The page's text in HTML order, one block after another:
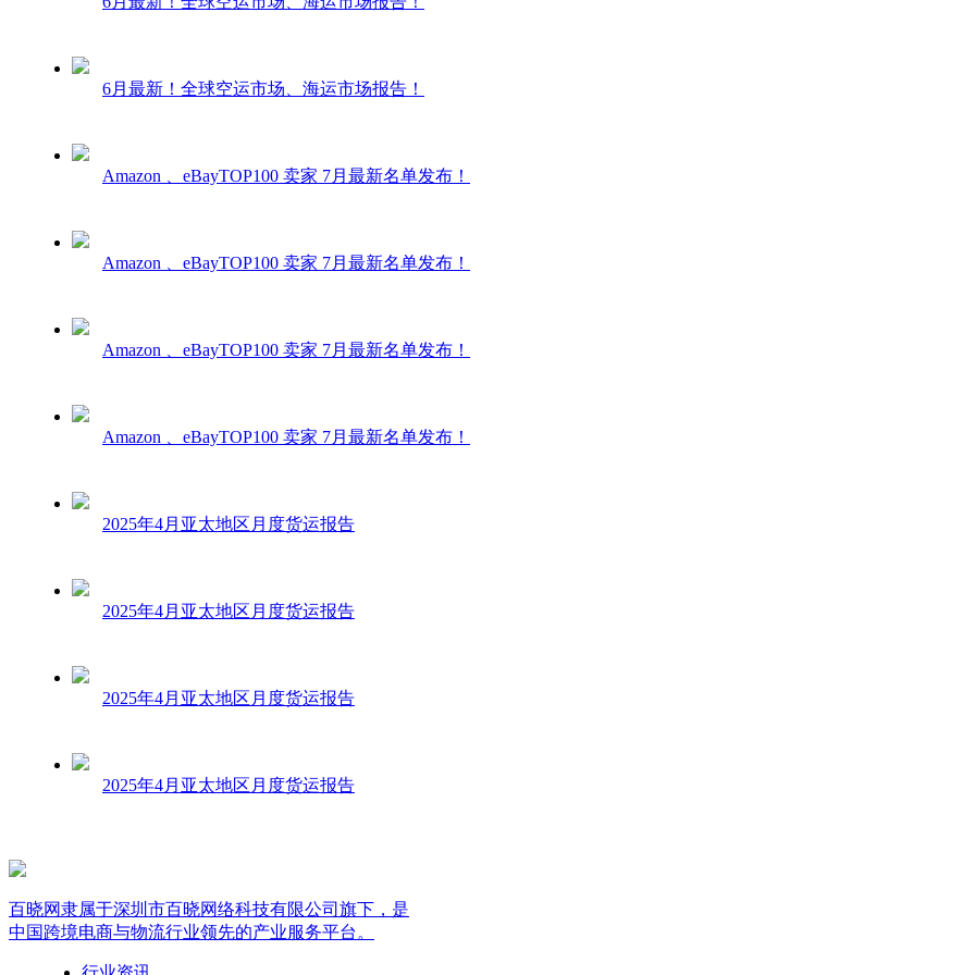
6月最新！全球空运市场、海运市场报告！
Amazon 、eBayTOP100 卖家 7月最新名单发布！
Amazon 、eBayTOP100 卖家 7月最新名单发布！
Amazon 、eBayTOP100 卖家 7月最新名单发布！
Amazon 、eBayTOP100 卖家 7月最新名单发布！
2025年4月亚太地区月度货运报告
2025年4月亚太地区月度货运报告
2025年4月亚太地区月度货运报告
2025年4月亚太地区月度货运报告
百晓网隶属于深圳市百晓网络科技有限公司旗下，是
中国跨境电商与物流行业领先的产业服务平台。